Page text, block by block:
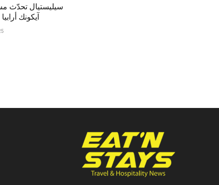
سيليستيال تحدّث
آيكونك أرابيا